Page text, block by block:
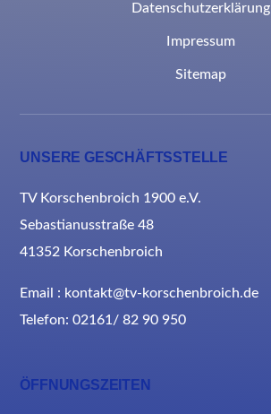
Datenschutzerklärung
Impressum
Sitemap
UNSERE GESCHÄFTSSTELLE
TV Korschenbroich 1900 e.V.
Sebastianusstraße 48
41352 Korschenbroich
Email : kontakt@tv-korschenbroich.de
Telefon: 02161/ 82 90 950
ÖFFNUNGSZEITEN